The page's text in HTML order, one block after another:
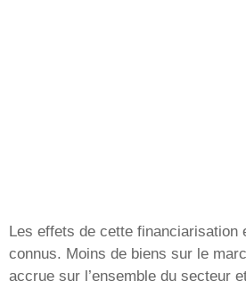
Les effets de cette financiarisation
connus. Moins de biens sur le
accrue sur l’ensemble du secteur